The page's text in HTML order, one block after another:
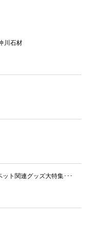
石材
ト関連グッズ大特集･･･